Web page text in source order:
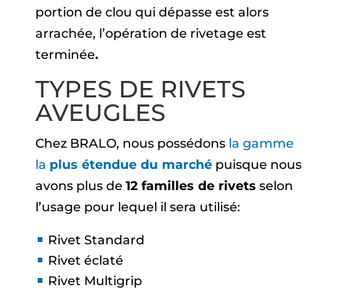
portion de clou qui dépasse est alors
arrachée, l’opération de rivetage est
terminée.
TYPES DE RIVETS
AVEUGLES
Chez BRALO, nous possédonsla gamme
la plus étendue du marchépuisque nous
avons plus de 12 familles de rivets selon
l’usage pour lequel il sera utilisé:
Rivet Standard
Rivet éclaté
Rivet Multigrip